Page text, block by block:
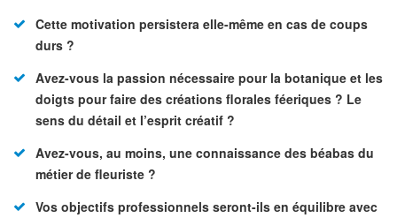
Cette motivation persistera elle-même en cas de coups
durs ?
Avez-vous la passion nécessaire pour la botanique et les
doigts pour faire des créations florales féeriques ? Le
sens du détail et l’esprit créatif ?
Avez-vous, au moins, une connaissance des béabas du
métier de fleuriste ?
Vos objectifs professionnels seront-ils en équilibre avec